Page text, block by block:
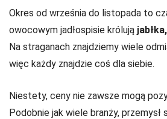
Okres od września do listopada to
owocowym jadłospisie królują
Na straganach znajdziemy wiele
więc każdy znajdzie coś dla siebie.
Niestety, ceny nie zawsze mogą
Podobnie jak wiele branży, przemysł